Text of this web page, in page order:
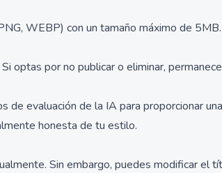
WEBP) con un tamaño máximo de 5MB.
optas por no publicar o eliminar,
evaluación de la IA para proporcionar
honesta de tu estilo.
Sin embargo, puedes modificar